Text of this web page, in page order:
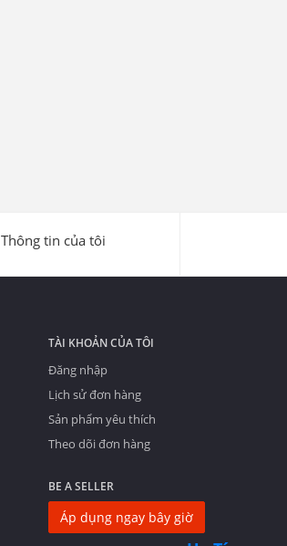
Thông tin của tôi
TÀI KHOẢN CỦA TÔI
Đăng nhập
Lịch sử đơn hàng
Sản phẩm yêu thích
Theo dõi đơn hàng
BE A SELLER
Áp dụng ngay bây giờ